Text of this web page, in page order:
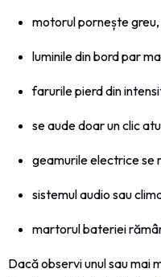
motorul pornește
luminile din bord par
farurile pierd din
se aude doar un clic
geamurile electrice se
sistemul audio sau
martorul bateriei
Dacă observi unul sau mai